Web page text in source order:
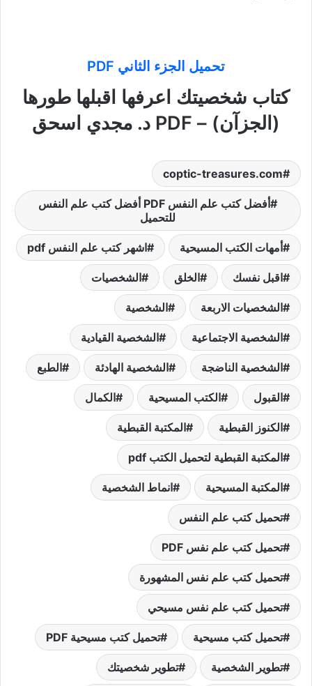
تحميل الجزء الثاني PDF
كتاب شخصيتك اعرفها اقبلها طورها
(الجزآن) – PDF د. مجدي اسحق
coptic-treasures.com
أفضل كتب علم النفس PDF أفضل كتب علم النفس
للتحميل
أمهات الكتب المسيحية اشهر كتب علم النفس pdf
اقبل نفسك الخلق الشخصيات
الشخصيات الاربعة الشخصية
الشخصية الاجتماعية الشخصية القيادية
الشخصية الناضجة الشخصية الهادئة الطبع
القبول الكتب المسيحية الكمال
الكنوز القبطية المكتبة القبطية
المكتبة القبطية لتحميل الكتب pdf
المكتبة المسيحية انماط الشخصية
تحميل كتب علم النفس
تحميل كتب علم نفس PDF
تحميل كتب علم نفس المشهورة
تحميل كتب علم نفس مسيحي
تحميل كتب مسيحية تحميل كتب مسيحية PDF
تطوير الشخصية تطوير شخصيتك